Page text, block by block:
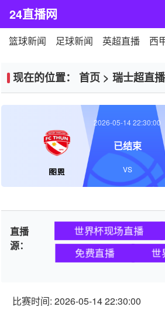
24直播网
篮球新闻 足球新闻 英超直播 西
现在的位置： 首页 > 瑞士超直播
图恩
2026-05-14 22:30:00
已结束
VS
直播
源：
世界杯现场直播
免费直播
世
比赛时间: 2026-05-14 22:30:00